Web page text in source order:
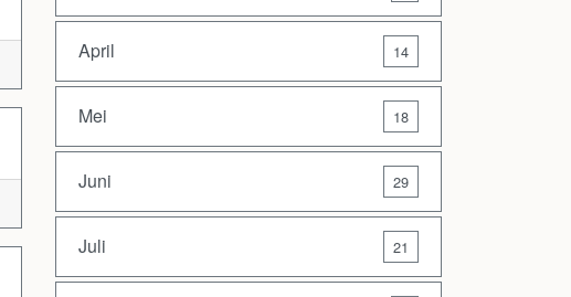
April 14
Mei 18
Juni 29
Juli 21